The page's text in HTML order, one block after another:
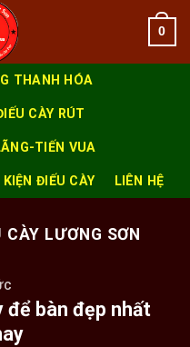
0
THANH HÓA
CÀY RÚT
TIẾN VUA
KIỆN ĐIẾU CÀY LIÊN HỆ
CÀY LƯƠNG SƠN
để bàn đẹp nhất